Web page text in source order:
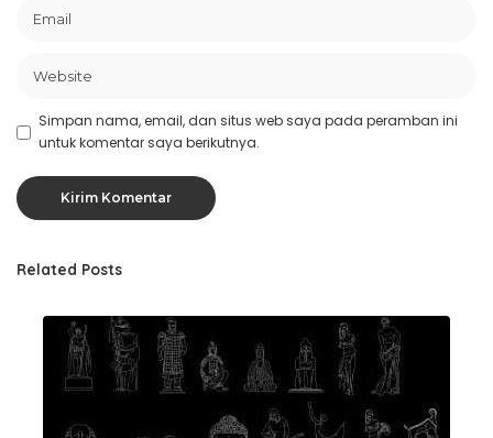
Simpan nama, email, dan situs web saya pada peramban ini
untuk komentar saya berikutnya.
Related Posts